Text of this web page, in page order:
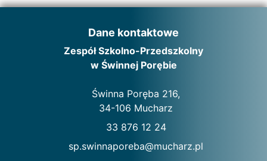
Dane kontaktowe
Zespół Szkolno-Przedszkolny
w Świnnej Porębie
Świnna Poręba 216,
34-106 Mucharz
33 876 12 24
sp.swinnaporeba@mucharz.pl